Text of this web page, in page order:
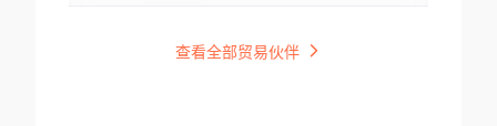
查看全部贸易伙伴